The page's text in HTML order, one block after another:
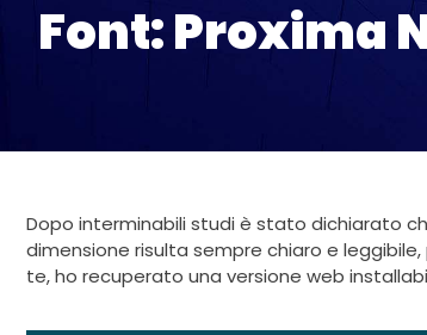
Font: Proxima
Dopo interminabili studi è stato dichiarato
dimensione risulta sempre chiaro e
te, ho recuperato una versione web